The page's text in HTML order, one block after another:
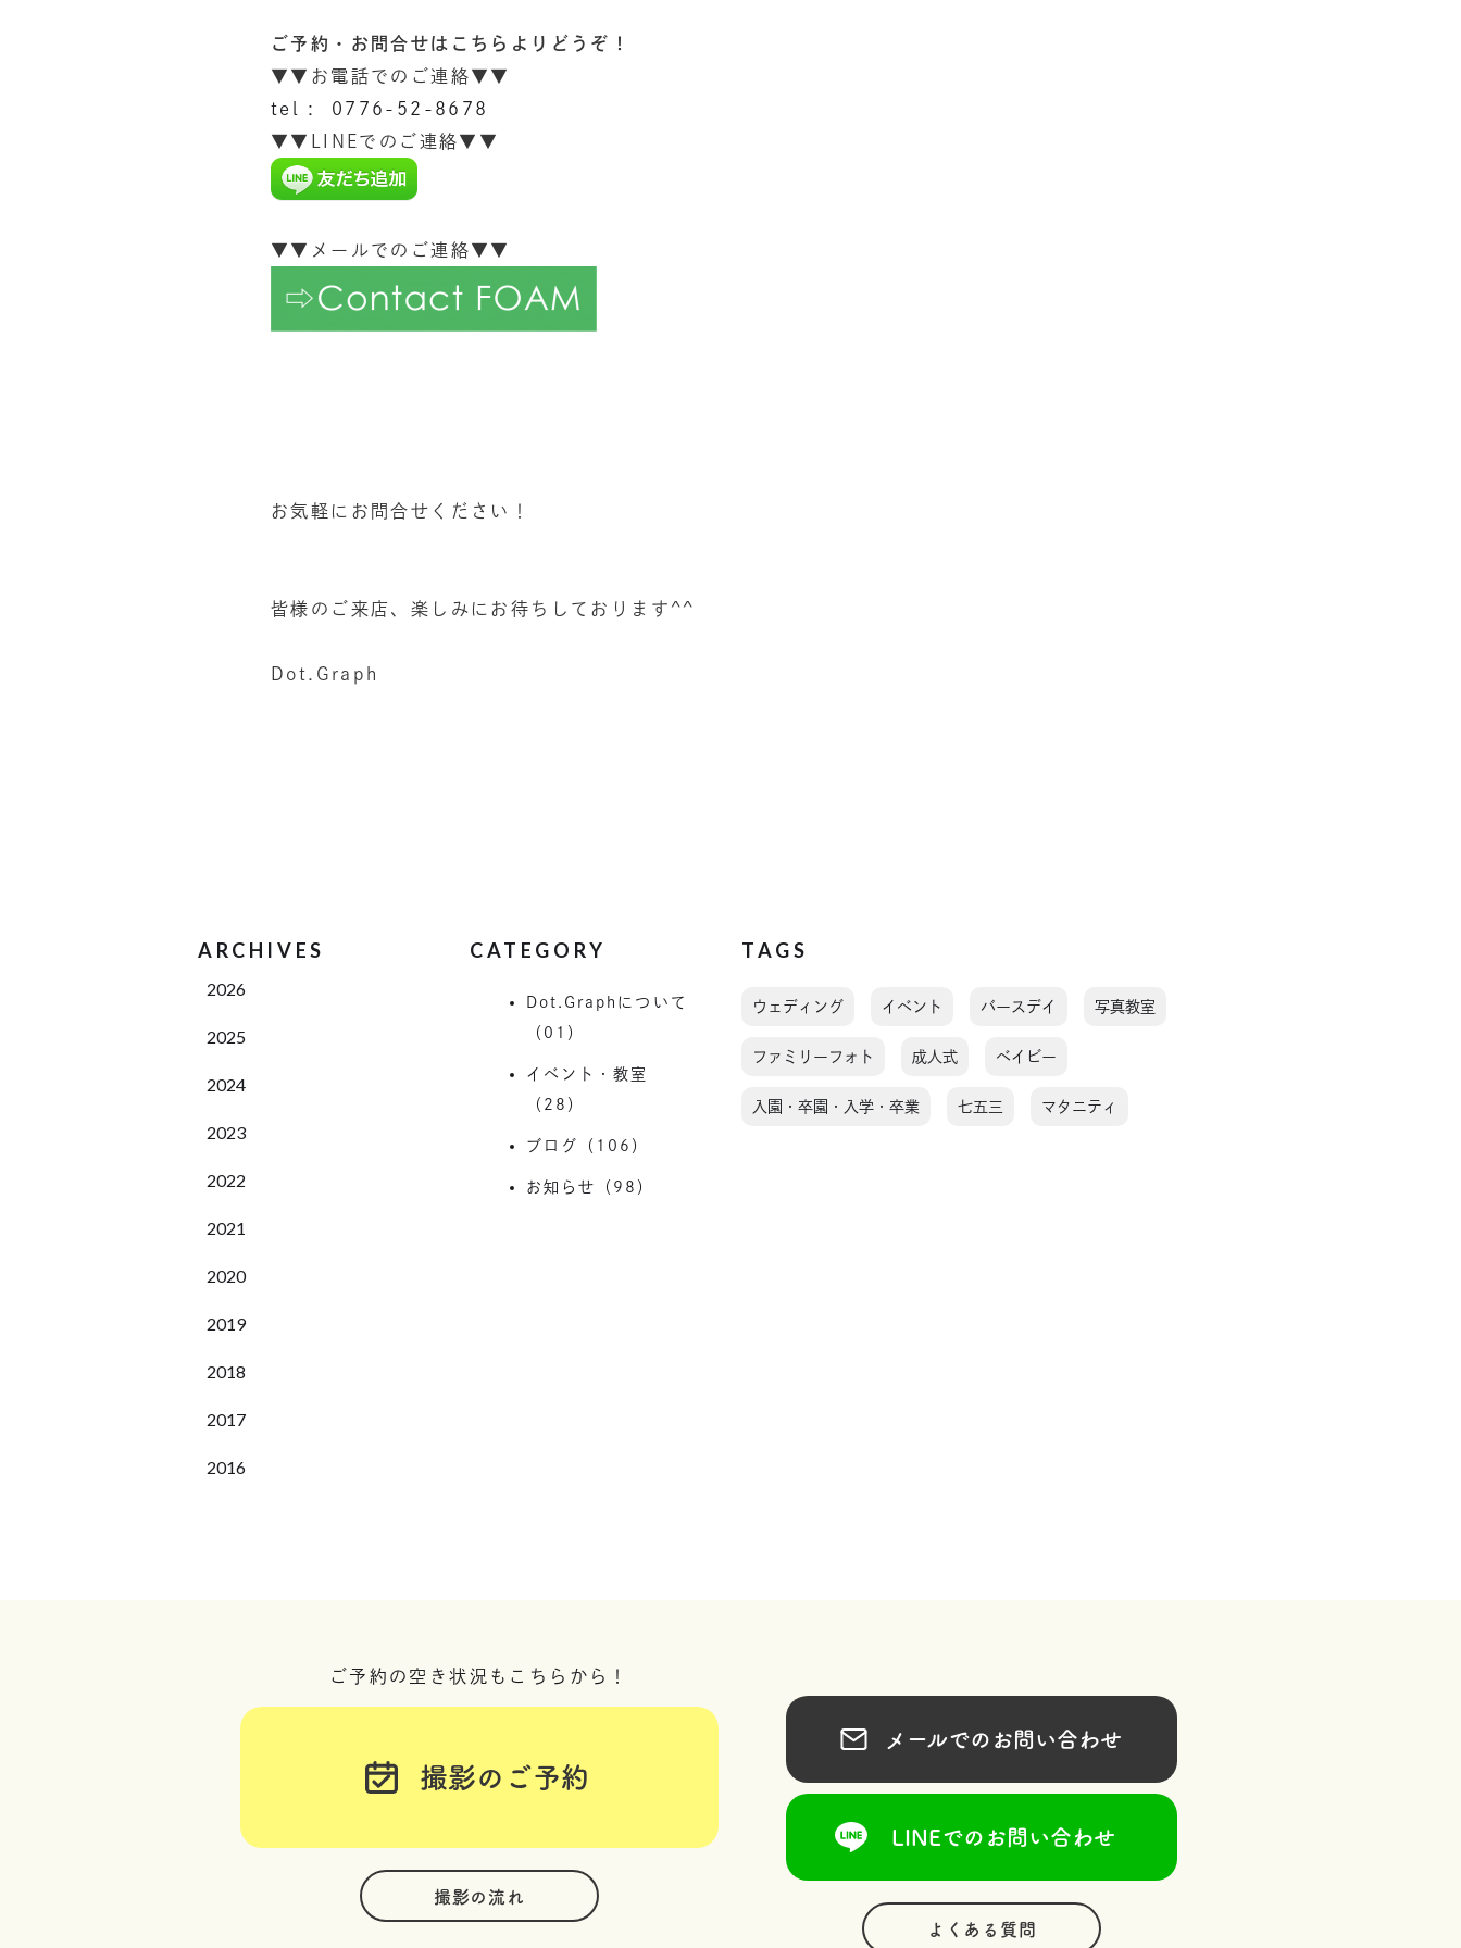
ご予約・お問合せはこちらよりどうぞ！
▼▼お電話でのご連絡▼▼
tel : 0776-52-8678
▼▼LINEでのご連絡▼▼
▼▼メールでのご連絡▼▼
お気軽にお問合せください！
皆様のご来店、楽しみにお待ちしております^^
Dot.Graph
ARCHIVES
2026
2025
2024
2023
2022
2021
2020
2019
2018
2017
2016
CATEGORY
Dot.Graphについて
（01）
イベント・教室
（28）
ブログ（106）
お知らせ（98）
TAGS
ウェディング イベント バースデイ 写真教室
ファミリーフォト 成人式 ベイビー
入園・卒園・入学・卒業 七五三 マタニティ
ご予約の空き状況もこちらから！
撮影のご予約
撮影の流れ
メールでのお問い合わせ
LINEでのお問い合わせ
よくある質問